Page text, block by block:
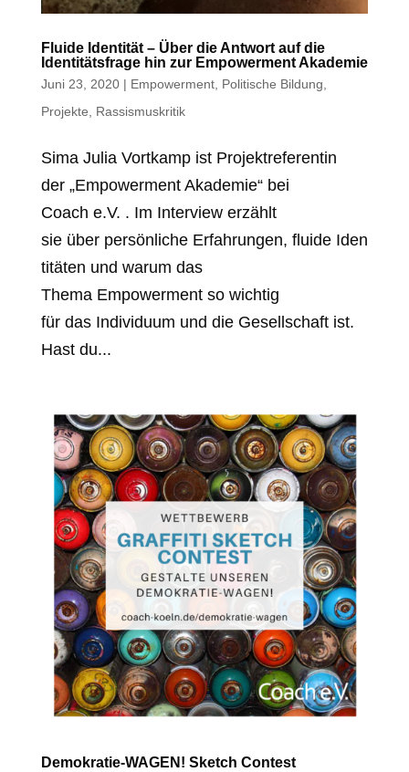
Fluide Identität – Über die Antwort auf die
Identitätsfrage hin zur Empowerment Akademie
Juni 23, 2020| Empowerment, Politische Bildung
Projekte
Rassismuskritik
Sima Julia Vortkamp ist Projektreferentin
der „Empowerment Akademie“ bei
Coach e.V. . Im Interview erzählt
sie über persönliche Erfahrungen, fluide Iden
titäten und warum das
Thema Empowerment so wichtig
für das Individuum und die Gesellschaft ist.
Hast du...
Demokratie-WAGEN! Sketch Contest